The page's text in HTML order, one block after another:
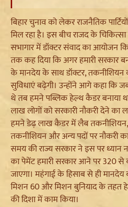
बिहार चुनाव को लेकर राजनैतिक
मिल रहा है। इस बीच राजद के चिकित्सा
सभागार में डॉक्टर संवाद का आयोजन
तक कह दिया कि अगर हमारी सरकार
के मानदेय के साथ डॉक्टर, तकनीशियन
सुविधाएं बढ़ेगी। उन्होंने आगे कहा कि
थे तब हमने पब्लिक हेल्थ कैडर बनाया
लाख लोगों को सरकारी नौकरी देने का
हमने डेढ़ लाख कैडर में लैब
तकनीशियन और अन्य पदों पर नौकरी का
समय की राज्य सरकार ने इस पर ध्यान
का पेमेंट हमारी सरकार आने पर 320
जाएगा। महंगाई के हिसाब से ही मानदेय
मिशन 60 और मिशन बुनियाद के तहत
की दिशा में काम किया।